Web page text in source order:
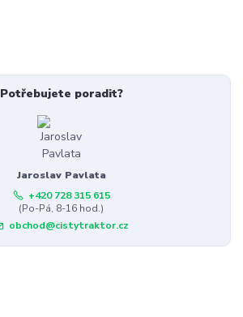
Potřebujete poradit?
Jaroslav Pavlata
+420 728 315 615
(Po-Pá, 8-16 hod.)
obchod@cistytraktor.cz